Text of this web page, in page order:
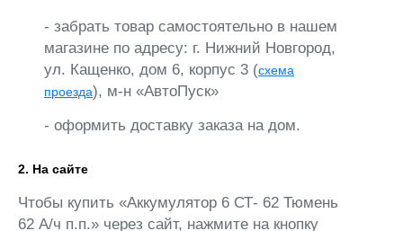
- забрать товар самостоятельно в нашем
магазине по адресу: г. Нижний Новгород,
ул. Кащенко, дом 6, корпус 3 (схема
проезда), м-н «АвтоПуск»
- оформить доставку заказа на дом.
2. На сайте
Чтобы купить «Аккумулятор 6 СТ- 62 Тюмень
62 А/ч п.п.» через сайт, нажмите на кнопку